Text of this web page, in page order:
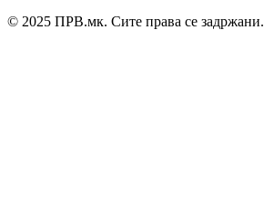
© 2025 ПРВ.мк. Сите права се задржани.